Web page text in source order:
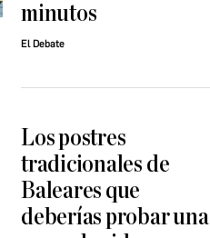
minutos
El Debate
Los postres
tradicionales de
Baleares que
deberías probar una